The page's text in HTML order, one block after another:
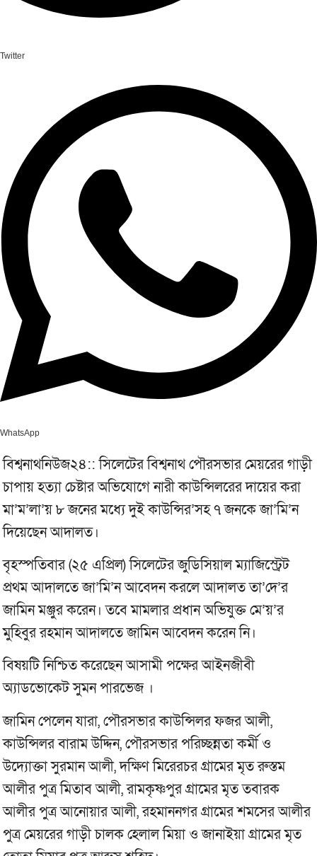
Twitter
WhatsApp
বিশ্বনাথনিউজ২৪:: সিলেটের বিশ্বনাথ পৌরসভার মেয়রের গাড়ী
চাপায় হত্যা চেষ্টার অভিযোগে নারী কাউন্সিলরের দায়ের করা
মা’ম’লা’য় ৮ জনের মধ্যে দুই কাউন্সির’সহ ৭ জনকে জা’মি’ন
দিয়েছেন আদালত।
বৃহস্পতিবার (২৫ এপ্রিল) সিলেটের জুডিসিয়াল ম্যাজিস্ট্রেট
প্রথম আদালতে জা’মি’ন আবেদন করলে আদালত তা’দে’র
জামিন মঞ্জুর করেন। তবে মামলার প্রধান অভিযুক্ত মে’য়’র
মুহিবুর রহমান আদালতে জামিন আবেদন করেন নি।
বিষয়টি নিশ্চিত করেছেন আসামী পক্ষের আইনজীবী
অ্যাডভোকেট সুমন পারভেজ ।
জামিন পেলেন যারা, পৌরসভার কাউন্সিলর ফজর আলী,
কাউন্সিলর বারাম উদ্দিন, পৌরসভার পরিচ্ছন্নতা কর্মী ও
উদ্যোক্তা সুরমান আলী, দক্ষিণ মিরেরচর গ্রামের মৃত রুস্তম
আলীর পুত্র মিতাব আলী, রামকৃষ্ণপুর গ্রামের মৃত তবারক
আলীর পুত্র আনোয়ার আলী, রহমাননগর গ্রামের শমসের আলীর
পুত্র মেয়রের গাড়ী চালক হেলাল মিয়া ও জানাইয়া গ্রামের মৃত